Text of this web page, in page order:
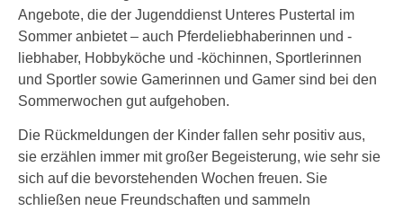
Angebote, die der Jugenddienst Unteres Pustertal im
Sommer anbietet – auch Pferdeliebhaberinnen und -
liebhaber, Hobbyköche und -köchinnen, Sportlerinnen
und Sportler sowie Gamerinnen und Gamer sind bei den
Sommerwochen gut aufgehoben.
Die Rückmeldungen der Kinder fallen sehr positiv aus,
sie erzählen immer mit großer Begeisterung, wie sehr sie
sich auf die bevorstehenden Wochen freuen. Sie
schließen neue Freundschaften und sammeln